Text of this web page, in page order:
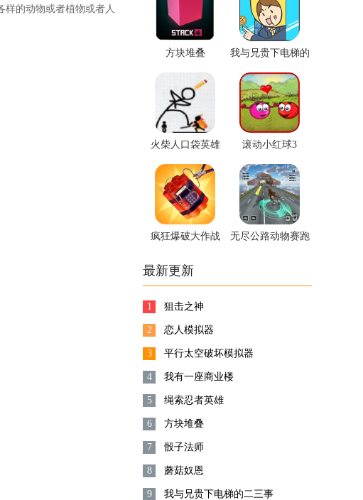
样的动物或者植物或者人
方块堆叠
我与兄贵下电梯的
二三事
火柴人口袋英雄 滚动小红球3
疯狂爆破大作战 无尽公路动物赛跑
最新更新
1 狙击之神
2 恋人模拟器
3 平行太空破坏模拟器
4 我有一座商业楼
5 绳索忍者英雄
6 方块堆叠
7 骰子法师
8 蘑菇奴恩
9 我与兄贵下电梯的二三事